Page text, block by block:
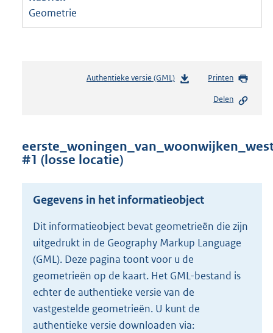
Geometrie
Authentieke versie (GML)b
n
o
t
t
e
:
4
K
b
Printen
Delen
#1 (losse locatie)
Gegevens in het informatieobject
Dit informatieobject bevat geometrieën die zijn
uitgedrukt in de Geography Markup Language
(GML). Deze pagina toont voor u de
geometrieën op de kaart. Het GML-bestand is
echter de authentieke versie van de
vastgestelde geometrieën. U kunt de
authentieke versie downloaden via: